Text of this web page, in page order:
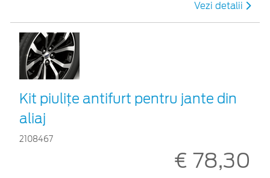
Vezi detalii
Kit piuliţe antifurt pentru jante din
aliaj
2108467
€ 78,30